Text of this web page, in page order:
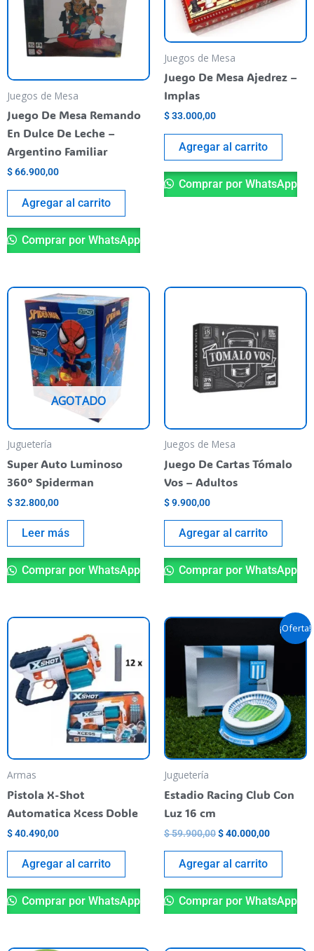
Juegos de Mesa
Juego De Mesa Remando
En Dulce De Leche –
Argentino Familiar
$66.900,00
Agregar al carrito
Comprar por WhatsApp
Juegos de Mesa
Juego De Mesa Ajedrez –
Implas
$33.000,00
Agregar al carrito
Comprar por WhatsApp
AGOTADO
Juguetería
Super Auto Luminoso
360° Spiderman
$32.800,00
Leer más
Comprar por WhatsApp
Juegos de Mesa
Juego De Cartas Tómalo
Vos – Adultos
$9.900,00
Agregar al carrito
Comprar por WhatsApp
Armas
Pistola X-Shot
Automatica Xcess Doble
$40.490,00
Agregar al carrito
Comprar por WhatsApp
¡Oferta!
Juguetería
Estadio Racing Club Con
Luz 16 cm
$59.900,00
El
original
era:
$ 59.900,00.
$40.000,00
El
precio
actual
es:
$
Agregar al carrito
Comprar por WhatsApp